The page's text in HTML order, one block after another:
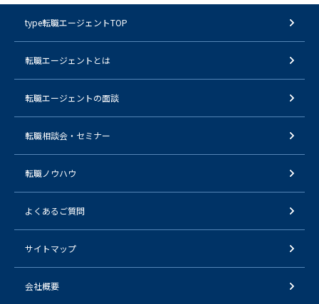
type転職エージェントTOP
転職エージェントとは
転職エージェントの面談
転職相談会・セミナー
転職ノウハウ
よくあるご質問
サイトマップ
会社概要